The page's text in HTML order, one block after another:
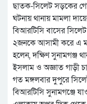
ছাতক-সিলেট সড়কের
ঘটনায় থানায় মামলা
বিআরটিসি বাসের
২জনকে আসামী করে এ
হলেন, দক্ষিণ সুনামগঞ্জ
ইসলাম ও অজ্ঞাত গাড়ী
গত মঙ্গলবার দুপুরে
বিআরটিসি সুনামগঞ্জে